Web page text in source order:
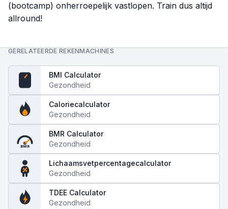
(bootcamp) onherroepelijk vastlopen. Train dus altijd
allround!
GERELATEERDE REKENMACHINES
BMI Calculator
Gezondheid
Caloriecalculator
Gezondheid
BMR
BMR Calculator
Gezondheid
Lichaamsvetpercentagecalculator
Gezondheid
TDEE Calculator
Gezondheid